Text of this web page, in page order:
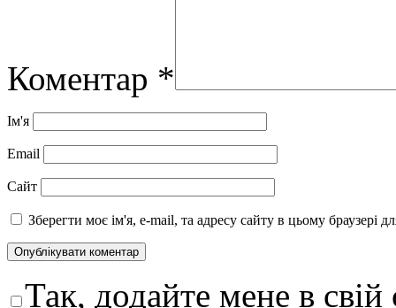
Коментар *
Ім'я
Email
Сайт
Зберегти моє ім'я, e-mail, та адресу сайту в цьому браузері
Так, додайте мене в